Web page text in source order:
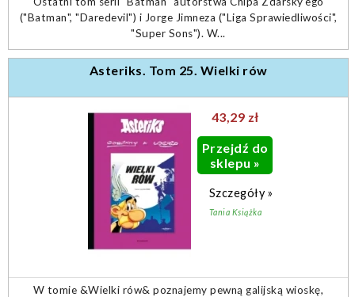
("Batman", "Daredevil") i Jorge Jimneza ("Liga Sprawiedliwości",
"Super Sons"). W...
Asteriks. Tom 25. Wielki rów
43,29 zł
Przejdź do
sklepu »
Szczegóły »
Tania Książka
W tomie &Wielki rów& poznajemy pewną galijską wioskę,